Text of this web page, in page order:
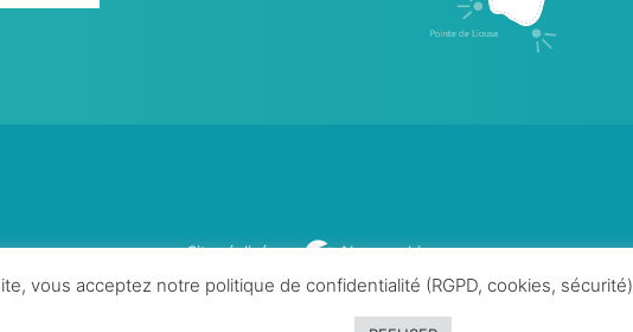
Site réalisé par Abergraphique
vous acceptez notre politique de confidentialité (RGPD, cookies, sécurité)